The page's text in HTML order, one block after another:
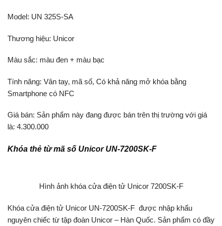
Model: UN 325S-SA
Thương hiệu: Unicor
Màu sắc: màu đen + màu bạc
Tính năng: Vân tay, mã số, Có khả năng mở khóa bằng
Smartphone có NFC
Giá bán: Sản phẩm này đang được bán trên thị trường với giá
là: 4.300.000
Khóa thẻ từ mã số Unicor UN-7200SK-F
Hình ảnh khóa cửa điện tử Unicor 7200SK-F
Khóa cửa điện tử Unicor UN-7200SK-F được nhập khẩu
nguyên chiếc từ tập đoàn Unicor – Hàn Quốc. Sản phẩm có đầy